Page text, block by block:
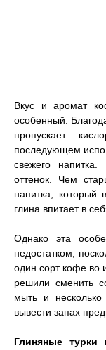
Вкус и аромат
особенный.
пропускает
последующем
свежего
оттенок. Чем
напитка, который
глина впитает в
Однако эта
недостатком,
один сорт кофе во
решили сменить
мыть и
вывести запах
Глиняные турки